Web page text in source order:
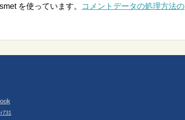
を使っています。
コメントデータの処理方法の
r731